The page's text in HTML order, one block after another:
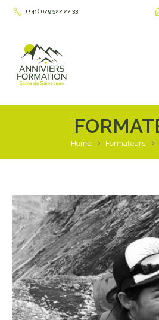
(+41) 079 522 27 33
Home Formateurs